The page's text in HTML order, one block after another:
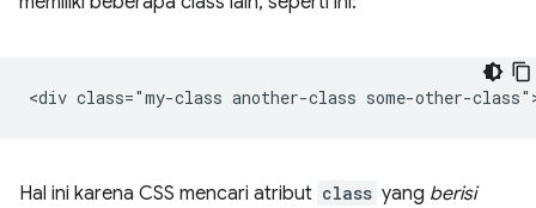
Hal ini karena CSS mencari atribut class yang berisi